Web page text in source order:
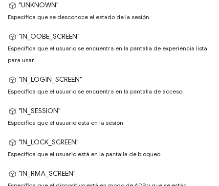
"UNKNOWN"
Especifica que se desconoce el estado de la sesión.
"IN_OOBE_SCREEN"
Especifica que el usuario se encuentra en la pantalla de experiencia lista
para usar.
"IN_LOGIN_SCREEN"
Especifica que el usuario se encuentra en la pantalla de acceso.
"IN_SESSION"
Especifica que el usuario está en la sesión.
"IN_LOCK_SCREEN"
Especifica que el usuario está en la pantalla de bloqueo.
"IN_RMA_SCREEN"